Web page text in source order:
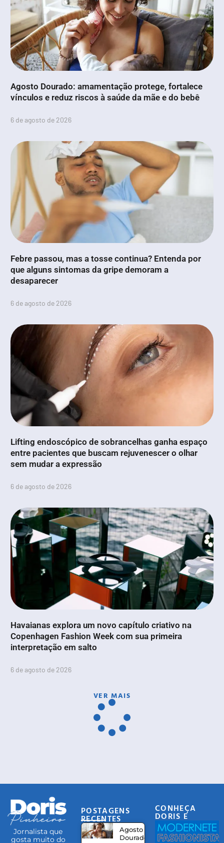
Agosto Dourado: amamentação protege, fortalece
vínculos e reduz riscos à saúde da mãe e do bebê
6 de agosto de 2026
Febre passou, mas a tosse continua? Entenda por
que alguns sintomas da gripe demoram a
desaparecer
6 de agosto de 2026
Lifting endoscópico de sobrancelhas ganha espaço
entre pacientes que buscam rejuvenescer o olhar
sem mudar a expressão
6 de agosto de 2026
Havaianas explora um novo capítulo criativo na
Copenhagen Fashion Week com sua primeira
interpretação em salto
6 de agosto de 2026
VER MAIS
Jornalista que
gosta muito do
POSTAGENS
RECENTES
Agosto
Dourado:
CONHEÇA
DORIS E
EQUIPE